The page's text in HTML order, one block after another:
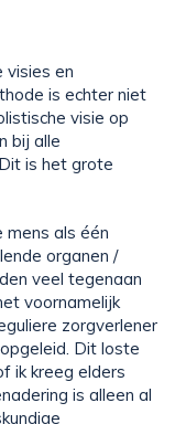
visies en
is echter niet
visie op
bij alle
is het grote
als één
organen /
veel tegenaan
voornamelijk
zorgverlener
Dit loste
ik kreeg elders
is alleen al